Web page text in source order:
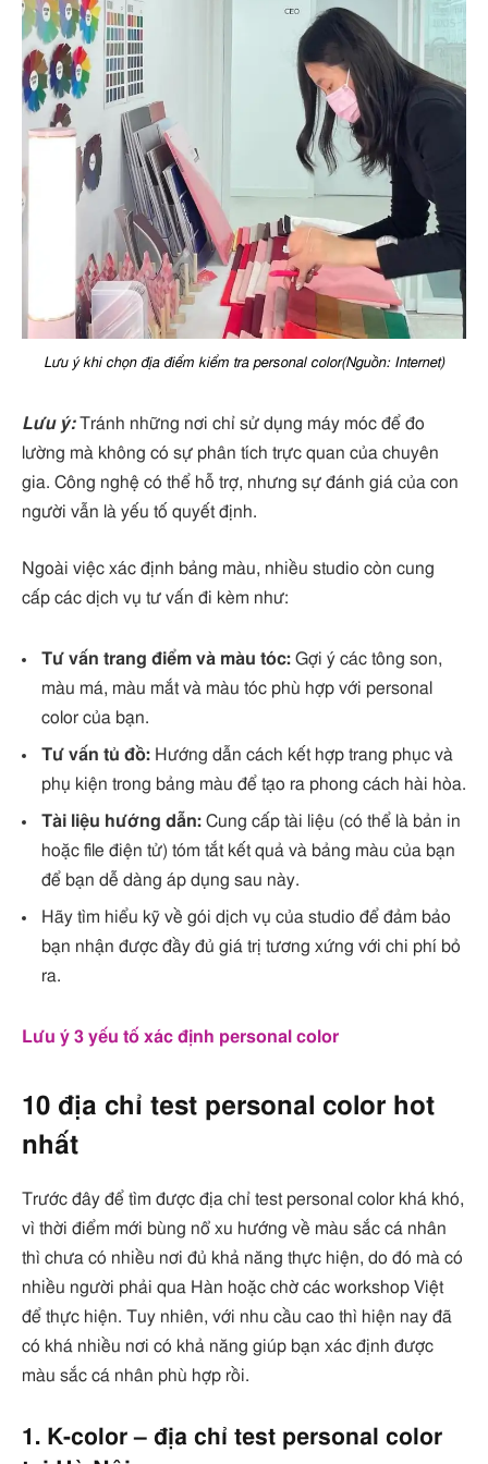
Lưu ý khi chọn địa điểm kiểm tra personal color(Nguồn: Internet)
Lưu ý: Tránh những nơi chỉ sử dụng máy móc để đo
lường mà không có sự phân tích trực quan của chuyên
gia. Công nghệ có thể hỗ trợ, nhưng sự đánh giá của con
người vẫn là yếu tố quyết định.
Ngoài việc xác định bảng màu, nhiều studio còn cung
cấp các dịch vụ tư vấn đi kèm như:
Tư vấn trang điểm và màu tóc: Gợi ý các tông son,
màu má, màu mắt và màu tóc phù hợp với personal
color của bạn.
Tư vấn tủ đồ: Hướng dẫn cách kết hợp trang phục và
phụ kiện trong bảng màu để tạo ra phong cách hài hòa.
Tài liệu hướng dẫn: Cung cấp tài liệu (có thể là bản in
hoặc file điện tử) tóm tắt kết quả và bảng màu của bạn
để bạn dễ dàng áp dụng sau này.
Hãy tìm hiểu kỹ về gói dịch vụ của studio để đảm bảo
bạn nhận được đầy đủ giá trị tương xứng với chi phí bỏ
ra.
Lưu ý 3 yếu tố xác định personal color
10 địa chỉ test personal color hot
nhất
Trước đây để tìm được địa chỉ test personal color khá khó,
vì thời điểm mới bùng nổ xu hướng về màu sắc cá nhân
thì chưa có nhiều nơi đủ khả năng thực hiện, do đó mà có
nhiều người phải qua Hàn hoặc chờ các workshop Việt
để thực hiện. Tuy nhiên, với nhu cầu cao thì hiện nay đã
có khá nhiều nơi có khả năng giúp bạn xác định được
màu sắc cá nhân phù hợp rồi.
1. K-color – địa chỉ test personal color